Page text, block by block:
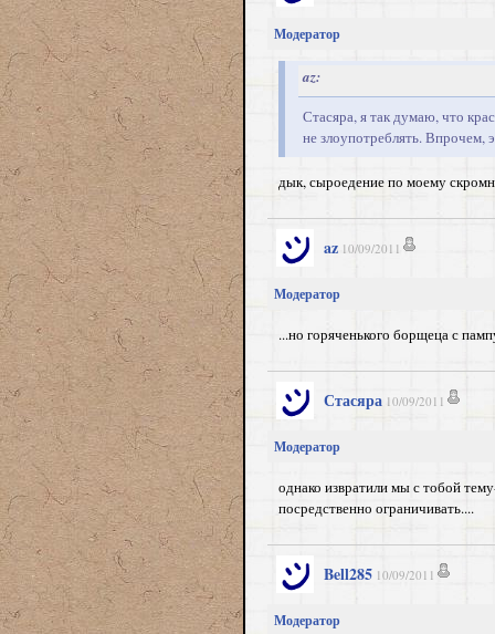
Модератор
az:
Стасяра, я так думаю, что
не злоупотреблять. Впрочем,
дык, сыроедение по моему
az 10/09/2011
Модератор
...но горяченького борщеца с
Стасяра 10/09/2011
Модератор
однако извратили мы с тобой
посредственно ограничивать....
Bell285 10/09/2011
Модератор